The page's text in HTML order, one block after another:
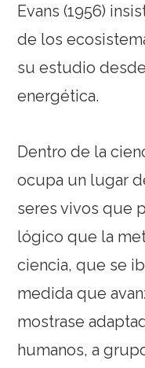
Evans (1956)
de los
su estudio
energética.
Dentro de la
ocupa un lugar
seres vivos que
lógico que la
ciencia, que se
medida que
mostrase
humanos, a